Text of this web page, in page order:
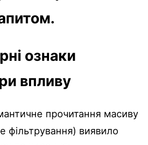
ознаки
впливу
прочитання масиву
фільтрування) виявило